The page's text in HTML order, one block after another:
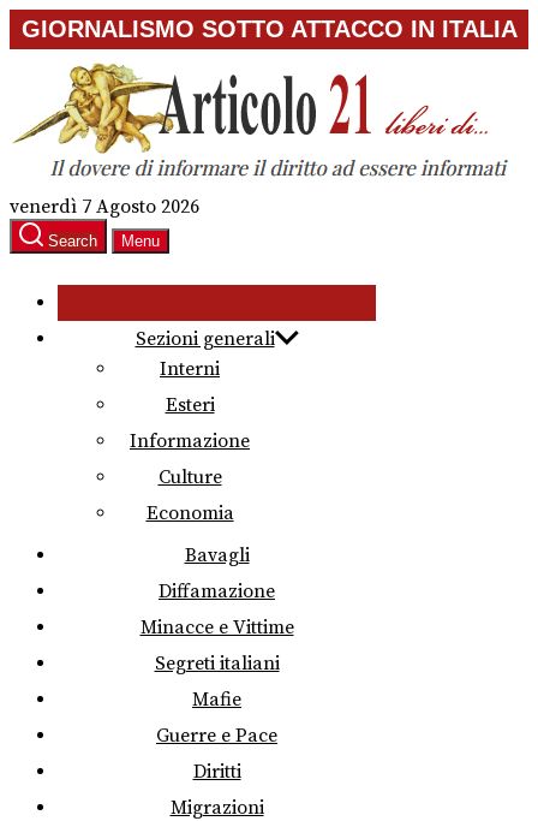
Skip
to
content
GIORNALISMO SOTTO ATTACCO IN ITALIA
venerdì 7 Agosto 2026
Search Menu
Sezioni generali
Interni
Esteri
Informazione
Culture
Economia
Bavagli
Diffamazione
Minacce e Vittime
Segreti italiani
Mafie
Guerre e Pace
Diritti
Migrazioni